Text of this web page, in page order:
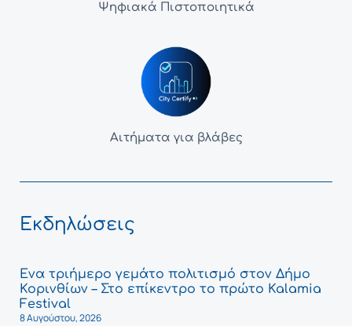
Ψηφιακά Πιστοποιητικά
Αιτήματα για βλάβες
Εκδηλώσεις
Ένα τριήμερο γεμάτο πολιτισμό στον Δήμο
Κορινθίων – Στο επίκεντρο το πρώτο Kalamia
Festival
8 Αυγούστου, 2026